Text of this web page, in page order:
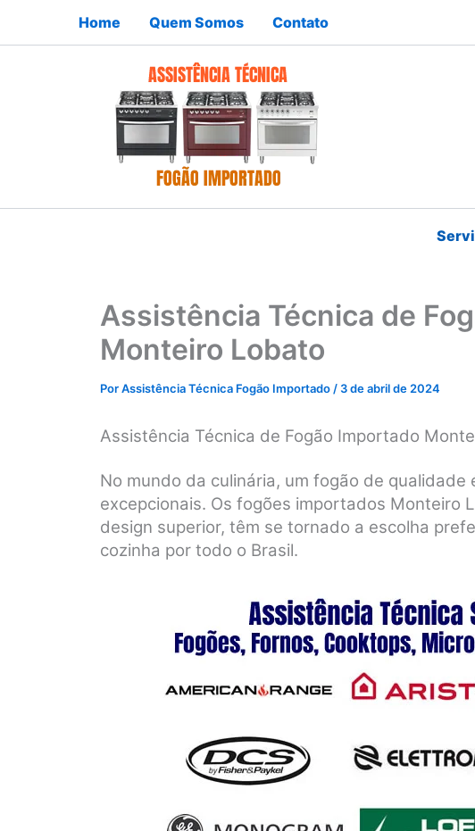
Home Quem Somos Contato
Assistência Técnica de
Monteiro Lobato
PorAssistência Técnica Fogão Importado / 3 de abril de 2024
Assistência Técnica de Fogão Importado
No mundo da culinária, um fogão de
excepcionais. Os fogões importados Monteiro
design superior, têm se tornado a escolha
cozinha por todo o Brasil.